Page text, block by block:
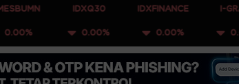
IDXQ30
0.00%
IDXFINANCE
0.00%
I-GRADE
0.00%